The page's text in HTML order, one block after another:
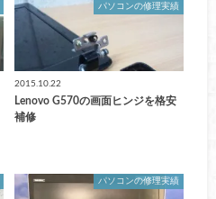
パソコンの修理実績
2015.10.22
Lenovo G570の画面ヒンジを格安
補修
パソコンの修理実績